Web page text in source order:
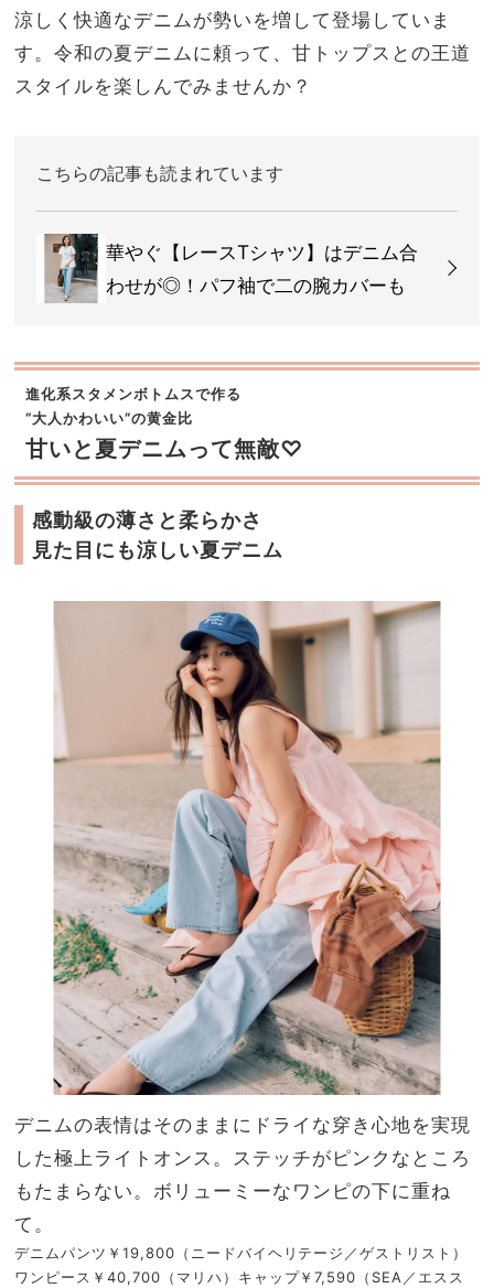
涼しく快適なデニムが勢いを増して登場していま
す。令和の夏デニムに頼って、甘トップスとの王道
スタイルを楽しんでみませんか？
こちらの記事も読まれています
華やぐ【レースTシャツ】はデニム合
わせが◎！パフ袖で二の腕カバーも
進化系スタメンボトムスで作る
“大人かわいい”の黄金比
甘いと夏デニムって無敵♡
感動級の薄さと柔らかさ
見た目にも涼しい夏デニム
デニムの表情はそのままにドライな穿き心地を実現
した極上ライトオンス。ステッチがピンクなところ
もたまらない。ボリューミーなワンピの下に重ね
て。
デニムパンツ￥19,800（ニードバイヘリテージ／ゲストリスト）
ワンピース￥40,700（マリハ）キャップ￥7,590（SEA／エスス